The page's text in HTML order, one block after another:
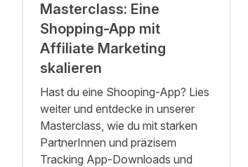
Masterclass: Eine
Shopping-App mit
Affiliate Marketing
skalieren
Hast du eine Shooping-App? Lies
weiter und entdecke in unserer
Masterclass, wie du mit starken
PartnerInnen und präzisem
Tracking App-Downloads und